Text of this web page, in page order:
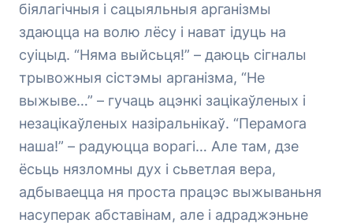
біялагічныя і сацыяльныя арганізмы
здаюцца на волю лёсу і нават ідуць на
суіцыд. “Няма выйсьця!” – даюць сігналы
трывожныя сістэмы арганізма, “Не
выжыве…” – гучаць ацэнкі зацікаўленых і
незацікаўленых назіральнікаў. “Перамога
наша!” – радуюцца ворагі… Але там, дзе
ёсьць нязломны дух і сьветлая вера,
адбываецца ня проста працэс выжываньня
насуперак абставінам, але і адраджэньне